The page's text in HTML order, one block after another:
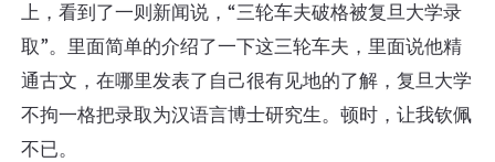
上，看到了一则新闻说，“三轮车夫破格被复旦大学录
取”。里面简单的介绍了一下这三轮车夫，里面说他精
通古文，在哪里发表了自己很有见地的了解，复旦大学
不拘一格把录取为汉语言博士研究生。顿时，让我钦佩
不已。